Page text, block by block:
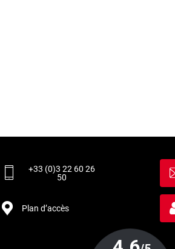
+33 (0)3 22 60 26
50
Plan d’accès